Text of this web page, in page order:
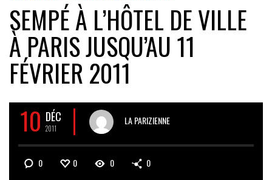
SEMPÉ À L’HÔTEL DE VILLE
À PARIS JUSQU’AU 11
FÉVRIER 2011
10 DÉC
2011
LA PARIZIENNE
0 0 0 0